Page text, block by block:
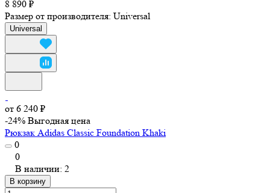
8 890 ₽
Размер от производителя: Universal
Universal
от 6 240 ₽
-24% Выгодная цена
Рюкзак Adidas Classic Foundation Khaki
0
0
В наличии: 2
В корзину